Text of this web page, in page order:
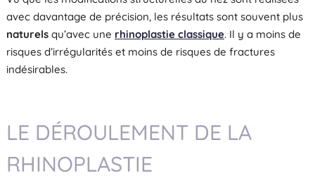
avec davantage de précision, les résultats sont souvent plus
naturels qu’avec une rhinoplastie classique. Il y a moins de
risques d’irrégularités et moins de risques de fractures
indésirables.
LE DÉROULEMENT DE LA
RHINOPLASTIE